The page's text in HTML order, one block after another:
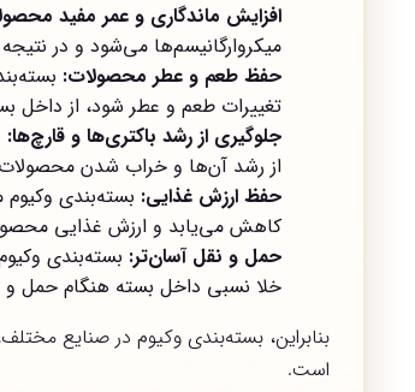
افزایش ماندگاری و عمر مفید
میکروارگانیسم‌ها می‌شود و در
حفظ طعم و عطر محصولات:
تغییرات طعم و عطر شود، از داخل
جلوگیری از رشد باکتری‌ها و قارچ‌ها:
از رشد آن‌ها و خراب شدن محصولات
حفظ ارزش غذایی: بسته‌بندی
کاهش می‌یابد و ارزش غذایی
حمل و نقل آسان‌تر: بسته‌بندی
خلا نسبی داخل بسته هنگام حمل و
بنابراین، بسته‌بندی وکیوم در صنایع
است.